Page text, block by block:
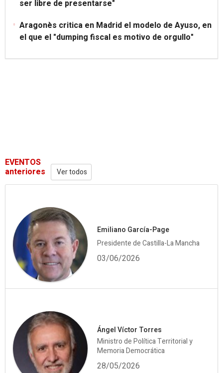
ser libre de presentarse"
Aragonès critica en Madrid el modelo de Ayuso, en
el que el "dumping fiscal es motivo de orgullo"
EVENTOS
anteriores Ver todos
Emiliano García-Page
Presidente de Castilla-La Mancha
03/06/2026
Ángel Víctor Torres
Ministro de Política Territorial y
Memoria Democrática
28/05/2026